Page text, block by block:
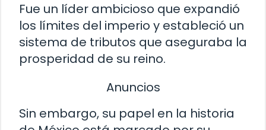
Fue un líder ambicioso que expandió
los límites del imperio y estableció un
sistema de tributos que aseguraba la
prosperidad de su reino.
Anuncios
Sin embargo, su papel en la historia